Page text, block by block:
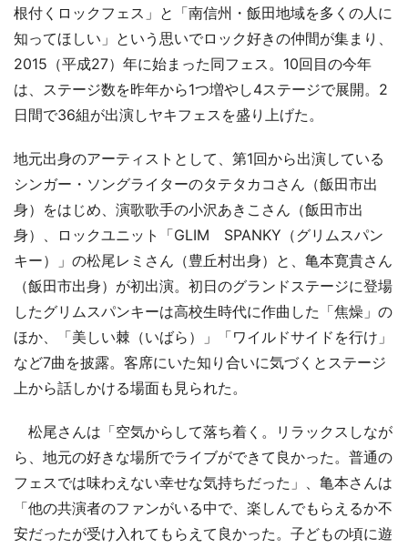
根付くロックフェス」と「南信州・飯田地域を多くの人に
知ってほしい」という思いでロック好きの仲間が集まり、
2015（平成27）年に始まった同フェス。10回目の今年
は、ステージ数を昨年から1つ増やし4ステージで展開。2
日間で36組が出演しヤキフェスを盛り上げた。
地元出身のアーティストとして、第1回から出演している
シンガー・ソングライターのタテタカコさん（飯田市出
身）をはじめ、演歌歌手の小沢あきこさん（飯田市出
身）、ロックユニット「GLIM SPANKY（グリムスパン
キー）」の松尾レミさん（豊丘村出身）と、亀本寛貴さん
（飯田市出身）が初出演。初日のグランドステージに登場
したグリムスパンキーは高校生時代に作曲した「焦燥」の
ほか、「美しい棘（いばら）」「ワイルドサイドを行け」
など7曲を披露。客席にいた知り合いに気づくとステージ
上から話しかける場面も見られた。
松尾さんは「空気からして落ち着く。リラックスしなが
ら、地元の好きな場所でライブができて良かった。普通の
フェスでは味わえない幸せな気持ちだった」、亀本さんは
「他の共演者のファンがいる中で、楽しんでもらえるか不
安だったが受け入れてもらえて良かった。子どもの頃に遊